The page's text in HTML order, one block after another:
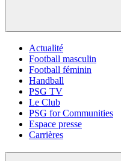
Actualité
Football masculin
Football féminin
Handball
PSG TV
Le Club
PSG for Communities
Espace presse
Carrières